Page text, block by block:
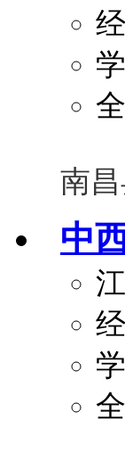
定期团
解决户
员工旅游
南
中